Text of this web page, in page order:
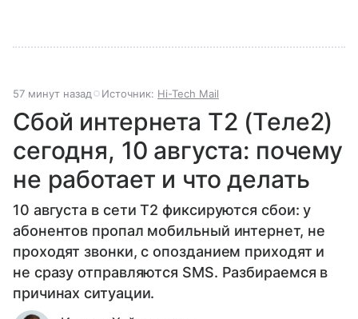
57 минут назад Источник: Hi-Tech Mail
Сбой интернета T2 (Теле2)
сегодня, 10 августа: почему
не работает и что делать
10 августа в сети T2 фиксируются сбои: у
абонентов пропал мобильный интернет, не
проходят звонки, с опозданием приходят и
не сразу отправляются SMS. Разбираемся в
причинах ситуации.